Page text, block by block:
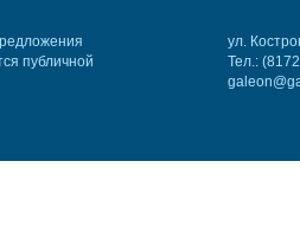
публичной
ул.
Тел.: